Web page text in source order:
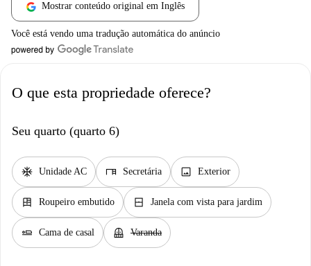
Mostrar conteúdo original em Inglês
Você está vendo uma tradução automática do anúncio
O que esta propriedade oferece?
Seu quarto (quarto 6)
ac_unit Unidade AC desk Secretária image Exterior
dresser Roupeiro embutido window_closed Janela com vista para jardim
airline_seat_flat Cama de casal balcony Varanda